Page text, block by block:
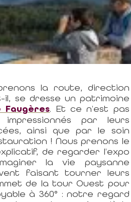
la route, direction
il, se dresse un patrimoine
Faugères. Et ce n’est pas
par leurs
ainsi que par le soin
! Nous prenons le
de regarder l’expo
la vie paysanne
faisant tourner leurs
de la tour Ouest pour
à 360° : notre regard